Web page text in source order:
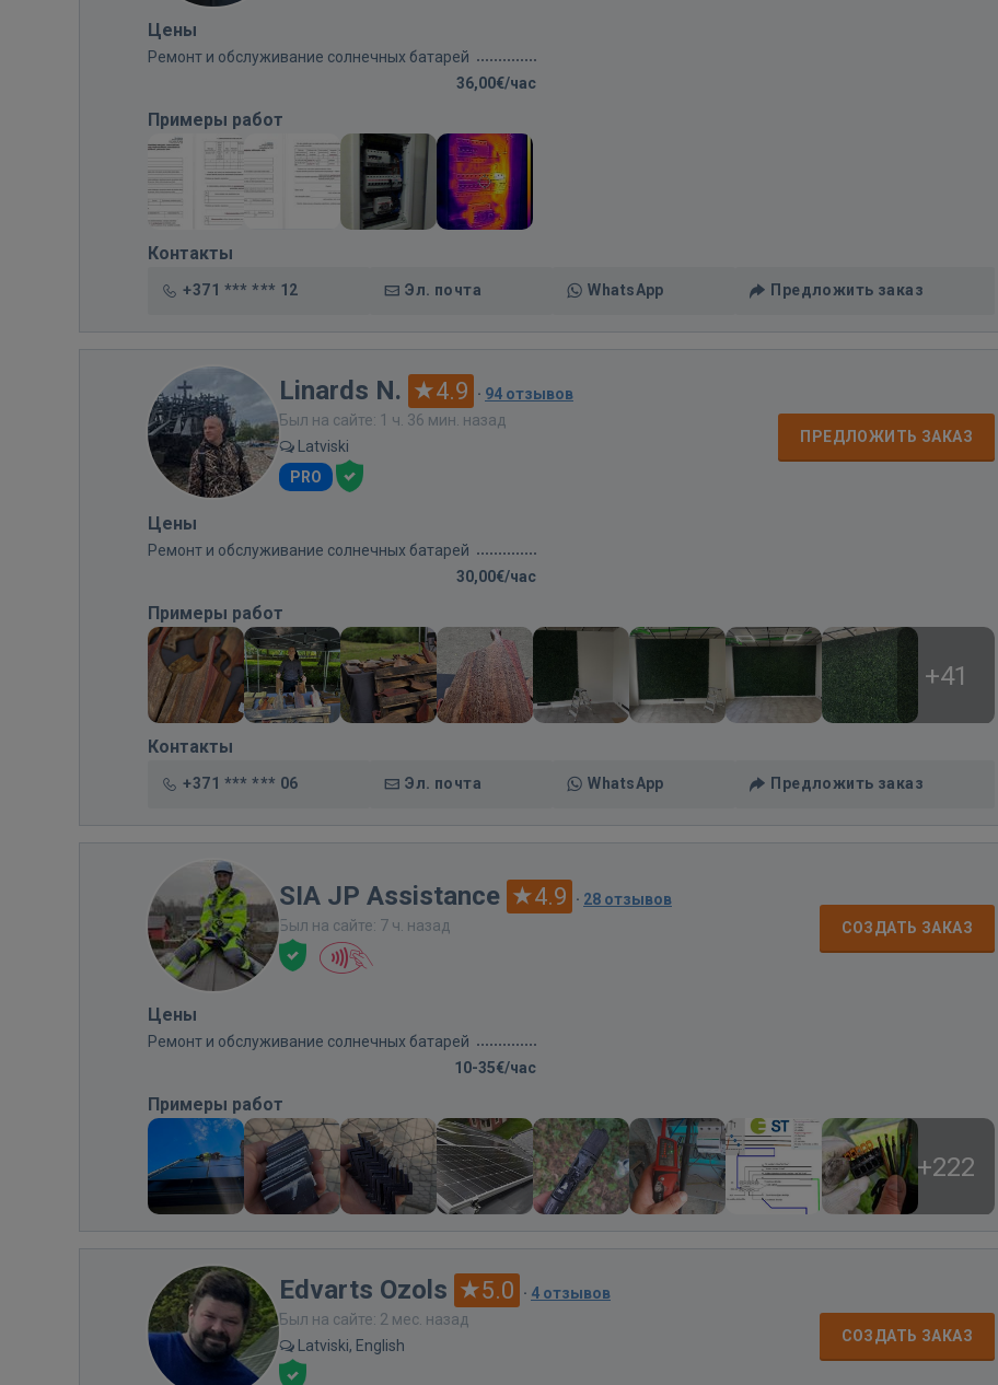
Цены
Ремонт и обслуживание солнечных батарей
36,00€/час
Примеры работ
Контакты
+371 *** *** 12 Эл. почта WhatsApp Предложить заказ
Linards N. 4.9 · 94 отзывов
Был на сайте: 1 ч. 36 мин. назад
Latviski
PRO
ПРЕДЛОЖИТЬ ЗАКАЗ
Цены
Ремонт и обслуживание солнечных батарей
30,00€/час
Примеры работ
+41
Контакты
+371 *** *** 06 Эл. почта WhatsApp Предложить заказ
SIA JP Assistance 4.9 · 28 отзывов
Был на сайте: 7 ч. назад
СОЗДАТЬ ЗАКАЗ
Цены
Ремонт и обслуживание солнечных батарей
10-35€/час
Примеры работ
+222
Edvarts Ozols 5.0 · 4 отзывов
Был на сайте: 2 мес. назад
Latviski, English
СОЗДАТЬ ЗАКАЗ